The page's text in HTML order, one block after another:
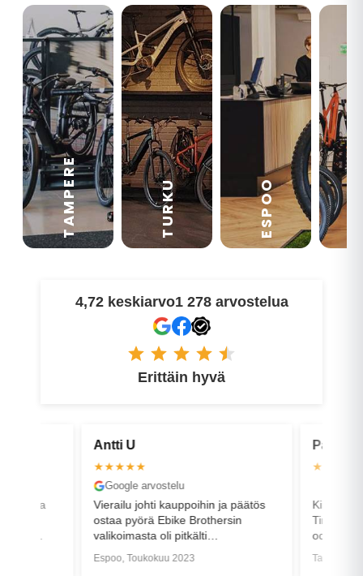
TAMPERE TURKU ESPOO
4,72 keskiarvo1 278 arvostelua
Erittäin hyvä
ja
Antti U
★★★★★
Google arvostelu
Vierailu johti kauppoihin ja päätös
ostaa pyörä Ebike Brothersin
valikoimasta oli pitkälti
akku ja lukko sarjoitettiin toimimaan
Espoo, Toukokuu 2023
Pasi U
★★★★★
Kiitos
Timo!
Tampere,